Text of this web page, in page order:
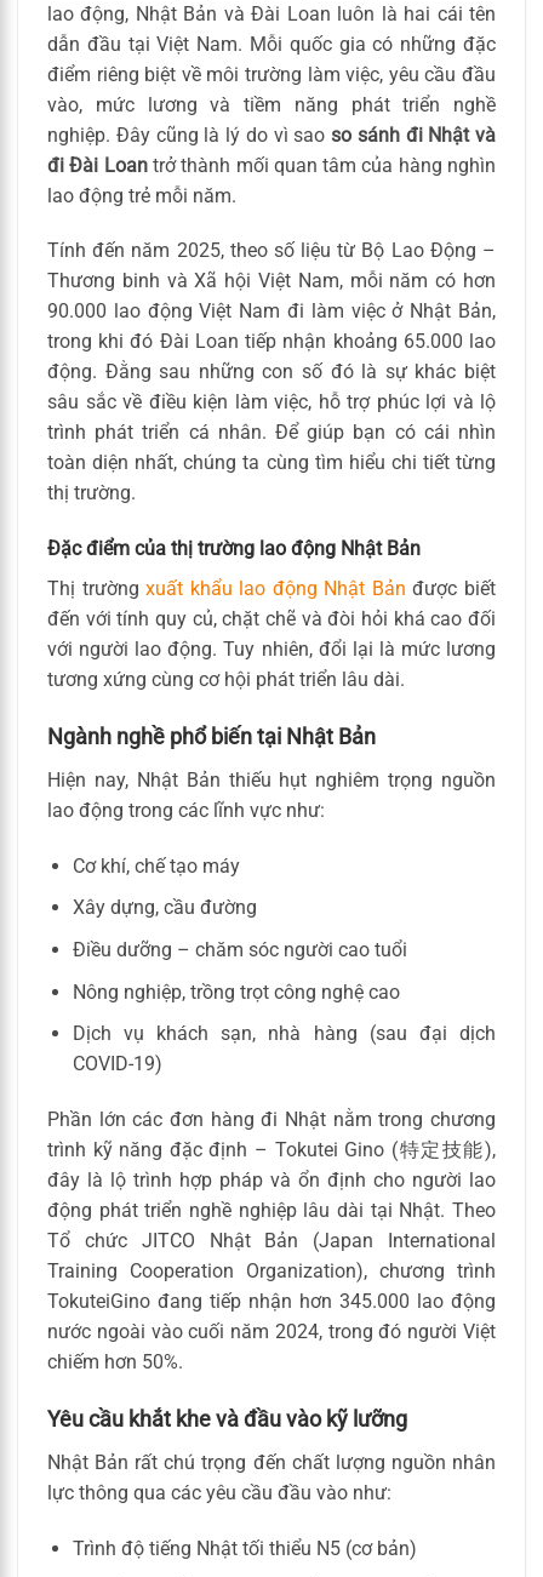
lao động, Nhật Bản và Đài Loan luôn là hai cái tên
dẫn đầu tại Việt Nam. Mỗi quốc gia có những đặc
điểm riêng biệt về môi trường làm việc, yêu cầu đầu
vào, mức lương và tiềm năng phát triển nghề
nghiệp. Đây cũng là lý do vì sao so sánh đi Nhật và
đi Đài Loantrở thành mối quan tâm của hàng nghìn
lao động trẻ mỗi năm.
Tính đến năm 2025, theo số liệu từ Bộ Lao Động –
Thương binh và Xã hội Việt Nam, mỗi năm có hơn
90.000 lao động Việt Nam đi làm việc ở Nhật Bản,
trong khi đó Đài Loan tiếp nhận khoảng 65.000 lao
động. Đằng sau những con số đó là sự khác biệt
sâu sắc về điều kiện làm việc, hỗ trợ phúc lợi và lộ
trình phát triển cá nhân. Để giúp bạn có cái nhìn
toàn diện nhất, chúng ta cùng tìm hiểu chi tiết từng
thị trường.
Đặc điểm của thị trường lao động Nhật Bản
Thị trườngxuất khẩu lao động Nhật Bản được biết
đến với tính quy củ, chặt chẽ và đòi hỏi khá cao đối
với người lao động. Tuy nhiên, đổi lại là mức lương
tương xứng cùng cơ hội phát triển lâu dài.
Ngành nghề phổ biến tại Nhật Bản
Hiện nay, Nhật Bản thiếu hụt nghiêm trọng nguồn
lao động trong các lĩnh vực như:
Cơ khí, chế tạo máy
Xây dựng, cầu đường
Điều dưỡng – chăm sóc người cao tuổi
Nông nghiệp, trồng trọt công nghệ cao
Dịch vụ khách sạn, nhà hàng (sau đại dịch
COVID-19)
Phần lớn các đơn hàng đi Nhật nằm trong chương
trình kỹ năng đặc định – Tokutei Gino (特定技能),
đây là lộ trình hợp pháp và ổn định cho người lao
động phát triển nghề nghiệp lâu dài tại Nhật. Theo
Tổ chức JITCO Nhật Bản (Japan International
Training Cooperation Organization), chương trình
TokuteiGino đang tiếp nhận hơn 345.000 lao động
nước ngoài vào cuối năm 2024, trong đó người Việt
chiếm hơn 50%.
Yêu cầu khắt khe và đầu vào kỹ lưỡng
Nhật Bản rất chú trọng đến chất lượng nguồn nhân
lực thông qua các yêu cầu đầu vào như:
Trình độ tiếng Nhật tối thiểu N5 (cơ bản)